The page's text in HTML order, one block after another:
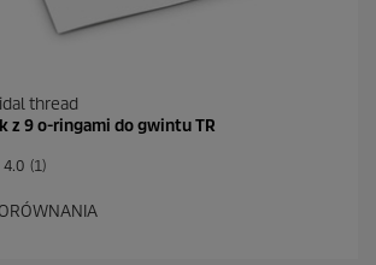
thread
z 9 o-ringami do gwintu TR
4.0 (1)